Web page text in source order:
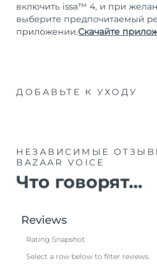
включить issa™ 4, и при
выберите предпочитаемый
приложении.Скачайте
ДОБАВЬТЕ К УХОДУ
НЕЗАВИСИМЫЕ
BAZAAR VOICE
Что говорят...